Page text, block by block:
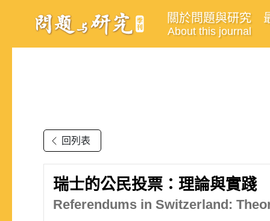
關於問題與研究
About this journal
回列表
瑞士的公民投票：理論與實踐
Referendums in Switzerland: